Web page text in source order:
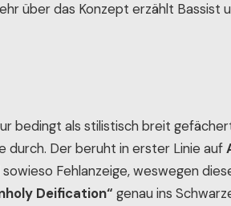
über das Konzept erzählt Bassist
bedingt als stilistisch breit
durch. Der beruht in erster Linie auf
sowieso Fehlanzeige, weswegen
Deification“ genau ins